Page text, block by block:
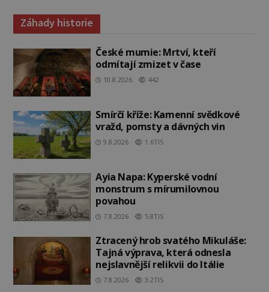
Záhady historie
České mumie: Mrtví, kteří
odmítají zmizet v čase
10.8.2026 442
Smírčí kříže: Kamenní svědkové
vražd, pomsty a dávných vin
9.8.2026 1.6TIS
Ayia Napa: Kyperské vodní
monstrum s mírumilovnou
povahou
7.8.2026 5.8TIS
Ztracený hrob svatého Mikuláše:
Tajná výprava, která odnesla
nejslavnější relikvii do Itálie
7.8.2026 3.2TIS